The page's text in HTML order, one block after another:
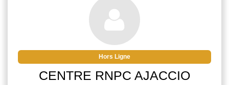
moins de 400 m de la plage, la Résidence
Capu Seninu propose 20 appartements du
studio au T3, entièrement rénovés en 2015.
Hors Ligne
CENTRE RNPC AJACCIO